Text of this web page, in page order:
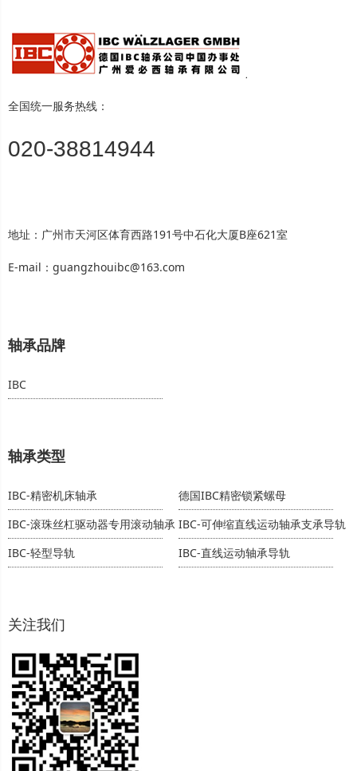
全国统一服务热线：
020-38814944
地址：广州市天河区体育西路191号中石化大厦B座621室
E-mail：guangzhouibc@163.com
轴承品牌
IBC
轴承类型
IBC-精密机床轴承
德国IBC精密锁紧螺母
IBC-滚珠丝杠驱动器专用滚动轴承 IBC-可伸缩直线运动轴承支承导轨
IBC-轻型导轨
IBC-直线运动轴承导轨
关注我们